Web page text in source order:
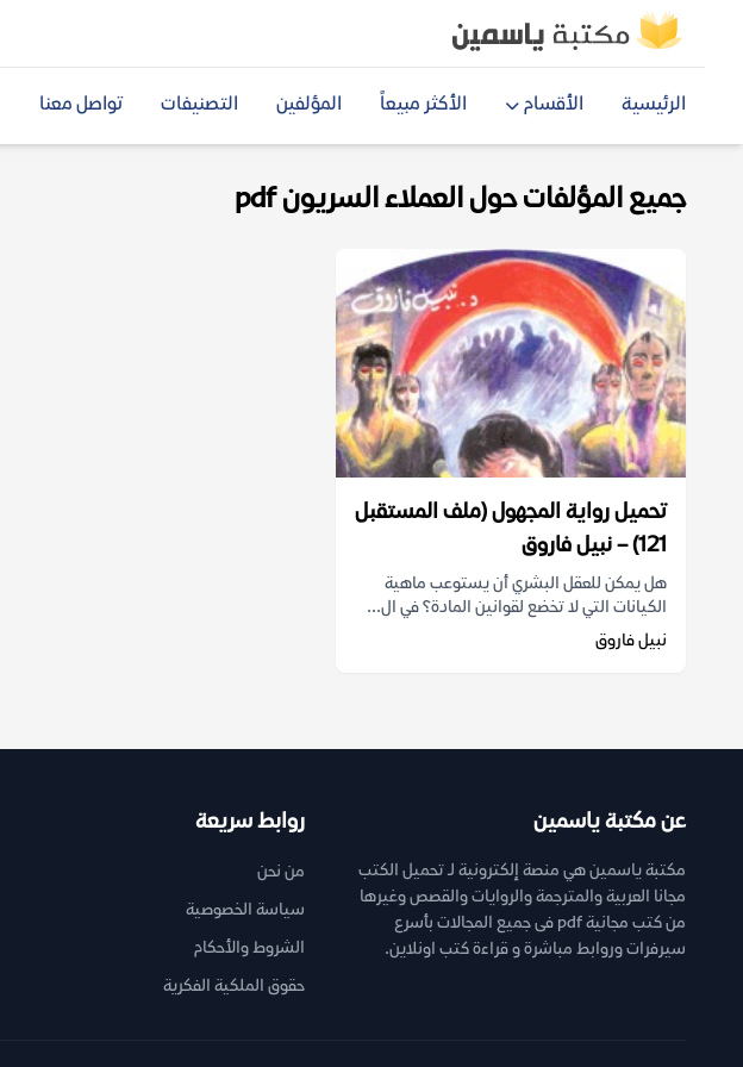
الرئيسية الأقسام الأكثر مبيعاً المؤلفين التصنيفات تواصل معنا
جميع المؤلفات حول العملاء السريون pdf
تحميل رواية المجهول (ملف المستقبل
121) – نبيل فاروق
هل يمكن للعقل البشري أن يستوعب ماهية
الكيانات التي لا تخضع لقوانين المادة؟ في ال...
نبيل فاروق
عن مكتبة ياسمين
مكتبة ياسمين هي منصة إلكترونية لـ تحميل الكتب
مجانا العربية والمترجمة والروايات والقصص وغيرها
من كتب مجانية pdf فى جميع المجالات بأسرع
سيرفرات وروابط مباشرة و قراءة كتب اونلاين.
روابط سريعة
من نحن
سياسة الخصوصية
الشروط والأحكام
حقوق الملكية الفكرية